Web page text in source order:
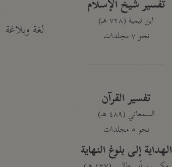
تفسير شيخ الإسلام
ابن تيمية (٧٢٨ هـ)
نحو ٧ مجلدات
تفسير القرآن
السمعاني (٤٨٩ هـ)
نحو ٥ مجلدات
الهداية إلى بلوغ النهاية
لغة وبلاغة